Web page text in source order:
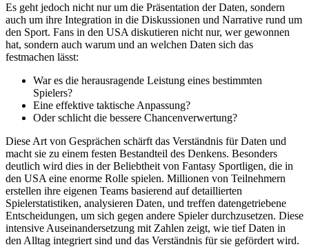
Es geht jedoch nicht nur um die Präsentation der Daten, sondern
auch um ihre Integration in die Diskussionen und Narrative rund um
den Sport. Fans in den USA diskutieren nicht nur, wer gewonnen
hat, sondern auch warum und an welchen Daten sich das
festmachen lässt:
War es die herausragende Leistung eines bestimmten
Spielers?
Eine effektive taktische Anpassung?
Oder schlicht die bessere Chancenverwertung?
Diese Art von Gesprächen schärft das Verständnis für Daten und
macht sie zu einem festen Bestandteil des Denkens. Besonders
deutlich wird dies in der Beliebtheit von Fantasy Sportligen, die in
den USA eine enorme Rolle spielen. Millionen von Teilnehmern
erstellen ihre eigenen Teams basierend auf detaillierten
Spielerstatistiken, analysieren Daten, und treffen datengetriebene
Entscheidungen, um sich gegen andere Spieler durchzusetzen. Diese
intensive Auseinandersetzung mit Zahlen zeigt, wie tief Daten in
den Alltag integriert sind und das Verständnis für sie gefördert wird.